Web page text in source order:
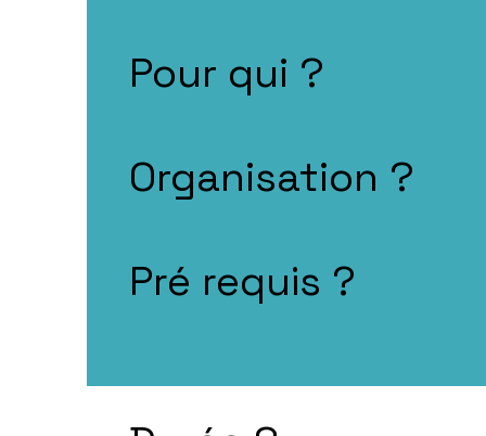
Pour qui ?
Organisation ?
Pré requis ?